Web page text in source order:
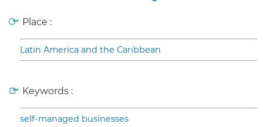
Place :
Latin America and the Caribbean
Keywords :
self-managed businesses